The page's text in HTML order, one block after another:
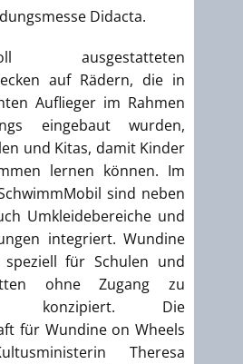
Didacta.
auf Rädern, die in
Auflieger im Rahmen
eingebaut wurden,
und Kitas, damit Kinder
lernen können. Im
sind neben
Umkleidebereiche und
integriert. Wundine
für Schulen und
ohne Zugang zu
konzipiert. Die
für Wundine on Wheels
Theresa